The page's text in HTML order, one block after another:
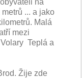
... a jako
Malá
mezi
Teplá a
Žije zde